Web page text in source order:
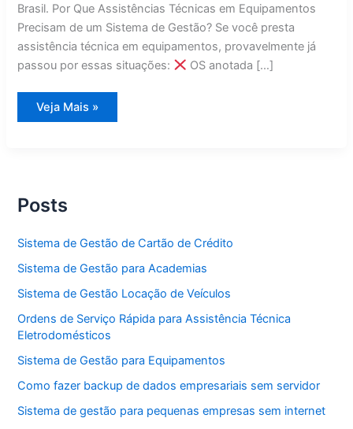
Brasil. Por Que Assistências Técnicas em Equipamentos
Precisam de um Sistema de Gestão? Se você presta
assistência técnica em equipamentos, provavelmente já
passou por essas situações:
OS anotada […]
Sistema
de
Veja Mais »
Posts
Sistema de Gestão de Cartão de Crédito
Sistema de Gestão para Academias
Sistema de Gestão Locação de Veículos
Ordens de Serviço Rápida para Assistência Técnica
Eletrodomésticos
Sistema de Gestão para Equipamentos
Como fazer backup de dados empresariais sem servidor
Sistema de gestão para pequenas empresas sem internet